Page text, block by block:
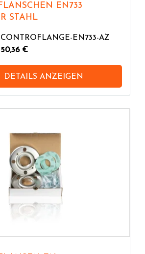
STAHL
EN733-AZ
50,36 €
DETAILS ANZEIGEN